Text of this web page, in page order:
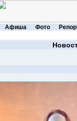
Афиша Фото